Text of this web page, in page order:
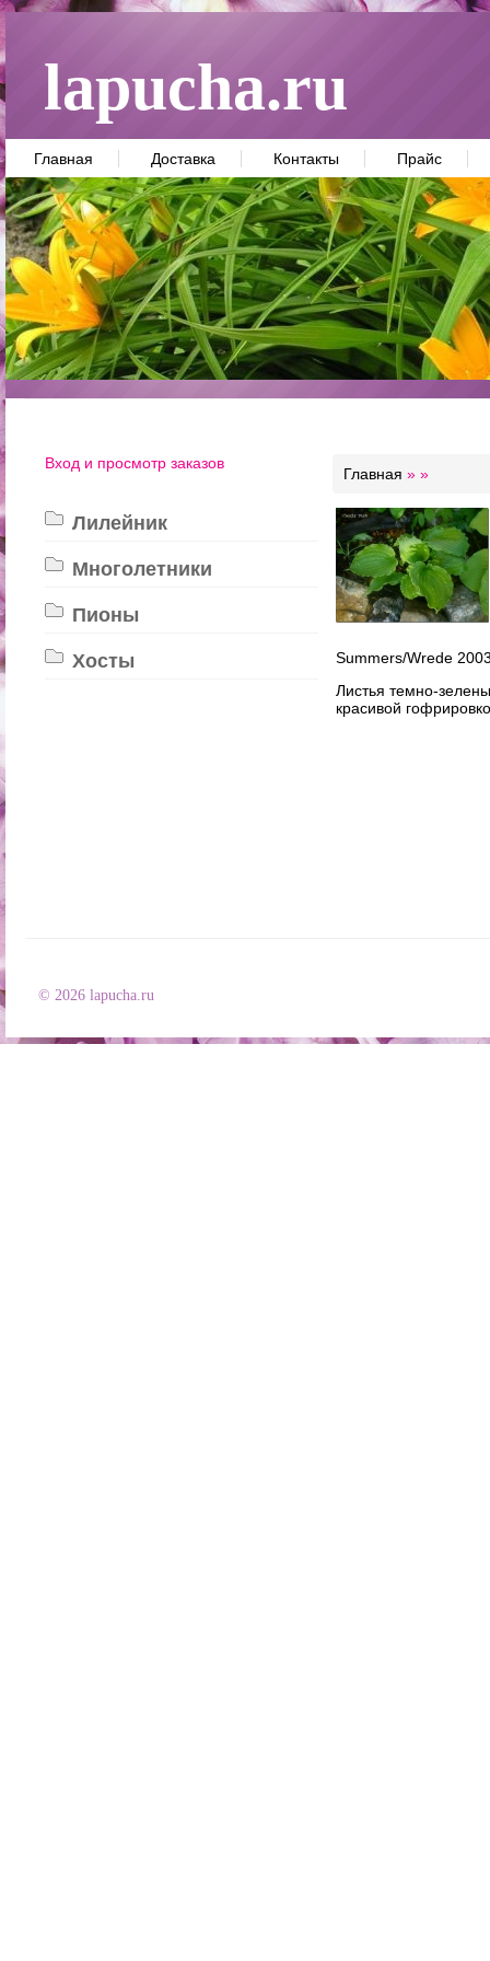
lapucha.ru
Главная Доставка Контакты Прайс
Вход и просмотр заказов
Лилейник
Многолетники
Пионы
Хосты
Главная » »
Summers/Wrede
Листья темно-
красивой
© 2026 lapucha.ru